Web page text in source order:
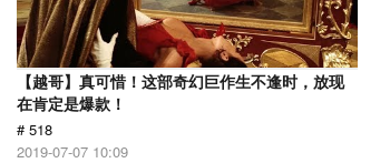
【越哥】真可惜！这部奇幻巨作生不逢时，放现
在肯定是爆款！
# 518
2019-07-07 10:09